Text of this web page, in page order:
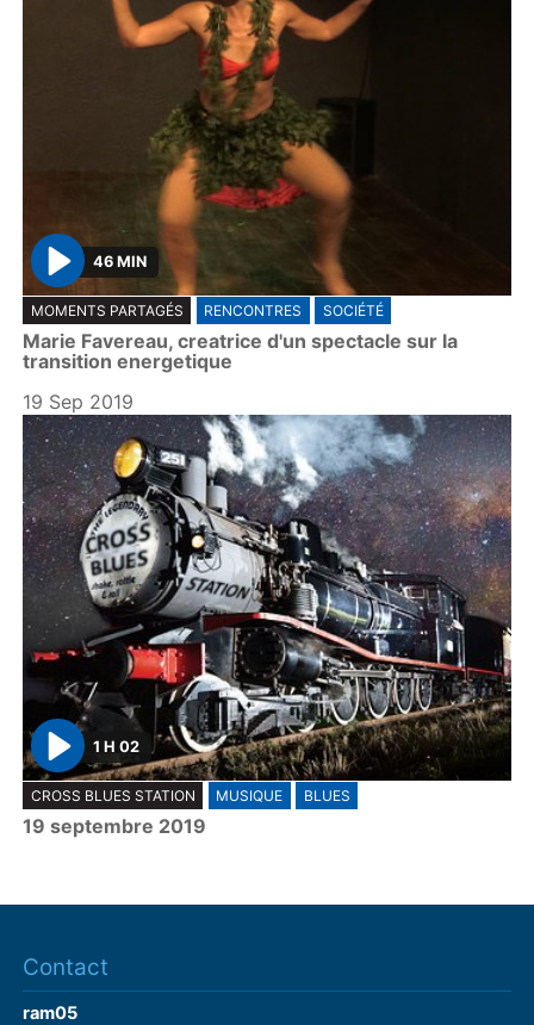
P
l
a
y
46 MIN
MOMENTS PARTAGÉS RENCONTRES SOCIÉTÉ
Marie Favereau, creatrice d'un spectacle sur la
transition energetique
19 Sep 2019
P
l
a
1 H 02
CROSS BLUES STATION MUSIQUE BLUES
19 septembre 2019
Contact
ram05